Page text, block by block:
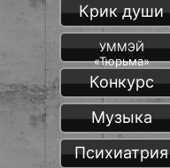
Крик души
УММЭЙ
«Тюрьма»
Конкурс
Музыка
Психиатрия